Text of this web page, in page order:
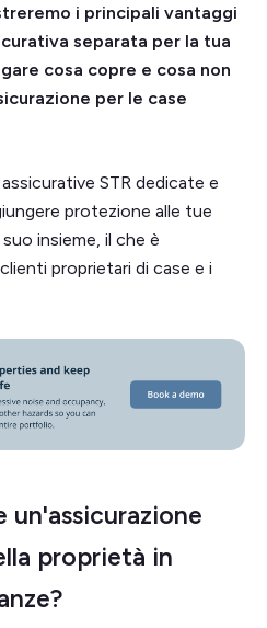
i principali vantaggi
separata per la tua
cosa copre e cosa non
per le case
STR dedicate e
protezione alle tue
insieme, il che è
proprietari di case e i
un'assicurazione
proprietà in